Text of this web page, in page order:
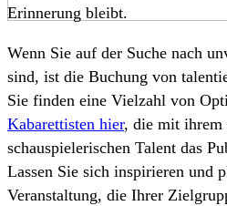
Erinnerung bleibt.
Wenn Sie auf der Suche nach
sind, ist die Buchung von
Sie finden eine Vielzahl von
Kabarettisten hier, die mit ihrem
schauspielerischen Talent das
Lassen Sie sich inspirieren und
Veranstaltung, die Ihrer